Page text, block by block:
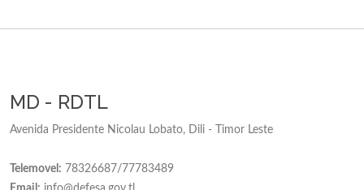
MD - RDTL
Avenida Presidente Nicolau Lobato, Dili - Timor Leste
Telemovel: 78326687/77783489